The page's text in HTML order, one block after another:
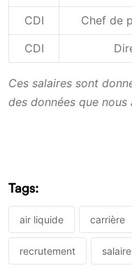
CDI
Chef de
CDI
Ces salaires sont
des données que nous
Tags:
air liquide carrière
recrutement salaire